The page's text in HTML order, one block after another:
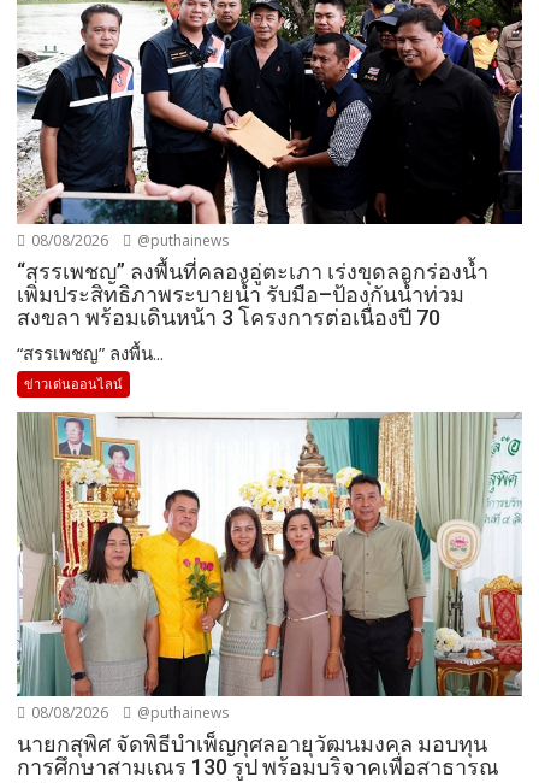
08/08/2026 @puthainews
“สรรเพชญ” ลงพื้นที่คลองอู่ตะเภา เร่งขุดลอกร่องน้ำ
เพิ่มประสิทธิภาพระบายน้ำ รับมือ–ป้องกันน้ำท่วม
สงขลา พร้อมเดินหน้า 3 โครงการต่อเนื่องปี 70
“สรรเพชญ” ลงพื้น...
ข่าวเด่นออนไลน์
08/08/2026 @puthainews
นายกสุพิศ จัดพิธีบำเพ็ญกุศลอายุวัฒนมงคล มอบทุน
การศึกษาสามเณร 130 รูป พร้อมบริจาคเพื่อสาธารณ